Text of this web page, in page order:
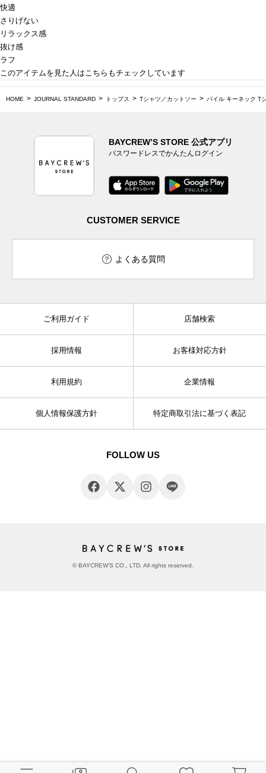
快適
さりげない
リラックス感
抜け感
ラフ
このアイテムを見た人はこちらもチェックしています
HOME JOURNAL STANDARD トップス Tシャツ／カットソー パイル キーネック T
BAYCREW’S STORE 公式アプリ
パスワードレスでかんたんログイン
CUSTOMER SERVICE
よくある質問
ご利用ガイド 店舗検索
採用情報 お客様対応方針
利用規約 企業情報
個人情報保護方針 特定商取引法に基づく表記
FOLLOW US
© BAYCREW’S CO., LTD. All rights reserved.